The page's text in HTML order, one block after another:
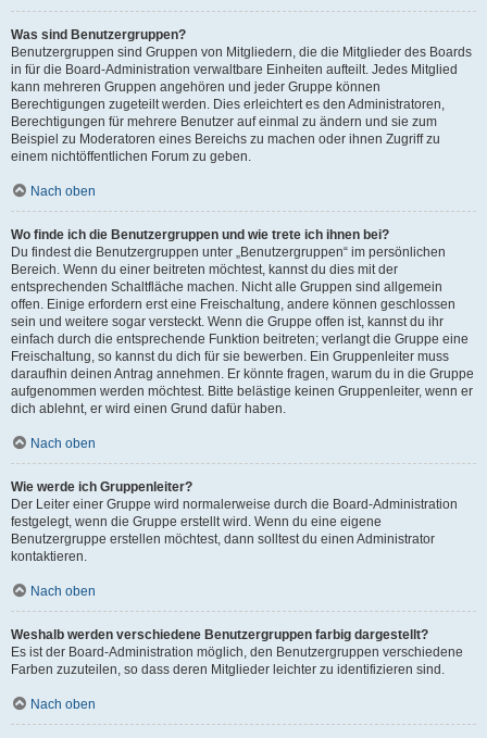
Was sind Benutzergruppen?
Benutzergruppen sind Gruppen von Mitgliedern, die die Mitglieder des Boards
in für die Board-Administration verwaltbare Einheiten aufteilt. Jedes Mitglied
kann mehreren Gruppen angehören und jeder Gruppe können
Berechtigungen zugeteilt werden. Dies erleichtert es den Administratoren,
Berechtigungen für mehrere Benutzer auf einmal zu ändern und sie zum
Beispiel zu Moderatoren eines Bereichs zu machen oder ihnen Zugriff zu
einem nichtöffentlichen Forum zu geben.
Nach oben
Wo finde ich die Benutzergruppen und wie trete ich ihnen bei?
Du findest die Benutzergruppen unter „Benutzergruppen“ im persönlichen
Bereich. Wenn du einer beitreten möchtest, kannst du dies mit der
entsprechenden Schaltfläche machen. Nicht alle Gruppen sind allgemein
offen. Einige erfordern erst eine Freischaltung, andere können geschlossen
sein und weitere sogar versteckt. Wenn die Gruppe offen ist, kannst du ihr
einfach durch die entsprechende Funktion beitreten; verlangt die Gruppe eine
Freischaltung, so kannst du dich für sie bewerben. Ein Gruppenleiter muss
daraufhin deinen Antrag annehmen. Er könnte fragen, warum du in die Gruppe
aufgenommen werden möchtest. Bitte belästige keinen Gruppenleiter, wenn er
dich ablehnt, er wird einen Grund dafür haben.
Nach oben
Wie werde ich Gruppenleiter?
Der Leiter einer Gruppe wird normalerweise durch die Board-Administration
festgelegt, wenn die Gruppe erstellt wird. Wenn du eine eigene
Benutzergruppe erstellen möchtest, dann solltest du einen Administrator
kontaktieren.
Nach oben
Weshalb werden verschiedene Benutzergruppen farbig dargestellt?
Es ist der Board-Administration möglich, den Benutzergruppen verschiedene
Farben zuzuteilen, so dass deren Mitglieder leichter zu identifizieren sind.
Nach oben